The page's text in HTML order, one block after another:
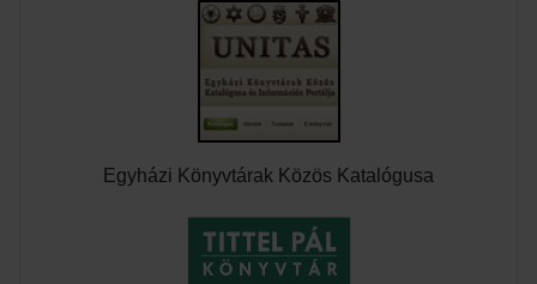
Egyházi Könyvtárak Közös Katalógusa